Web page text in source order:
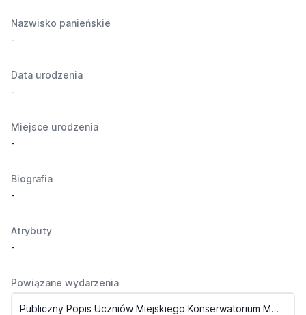
Nazwisko panieńskie
-
Data urodzenia
-
Miejsce urodzenia
-
Biografia
-
Atrybuty
-
Powiązane wydarzenia
Publiczny Popis Uczniów Miejskiego Konserwatorium Muzycznego (1939)